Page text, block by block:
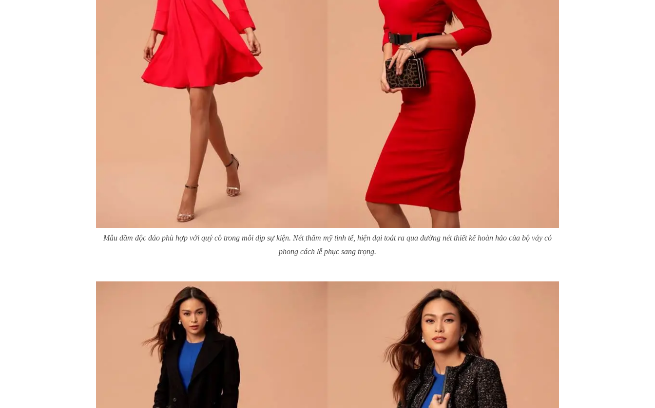
Mẫu đầm độc đáo phù hợp với quý cô trong mỗi dịp sự kiện. Nét thẩm mỹ tinh tế, hiện đại toát ra qua đường nét thiết kế hoàn hảo của bộ váy có
phong cách lễ phục sang trọng.